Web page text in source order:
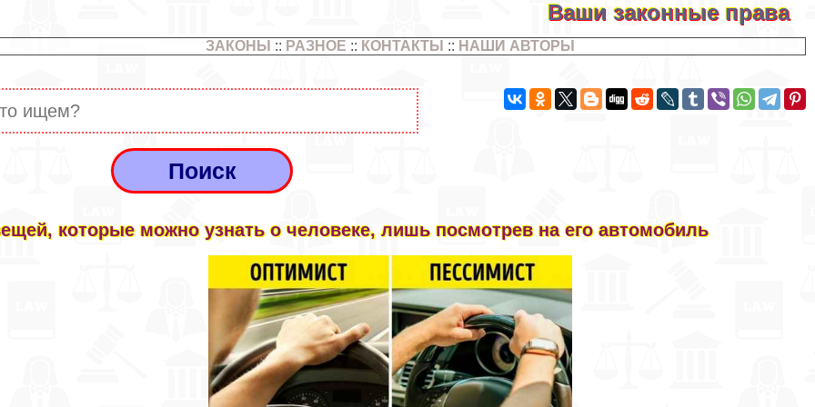
Ваши законные права
ЗАКОНЫ :: РАЗНОЕ :: КОНТАКТЫ :: НАШИ АВТОРЫ
которые можно узнать о человеке, лишь посмотрев на его автомобиль